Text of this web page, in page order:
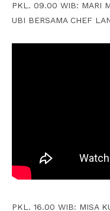
PKL. 09.00 WIB: MARI
UBI BERSAMA CHEF
PKL. 16.00 WIB: MISA